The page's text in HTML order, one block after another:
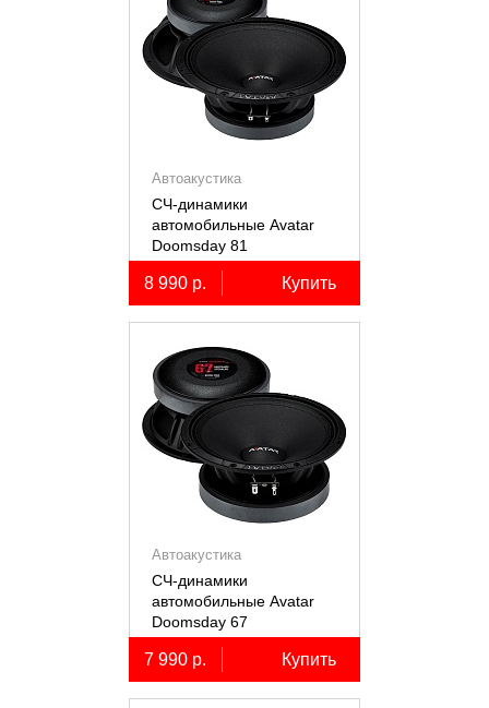
Автоакустика
СЧ-динамики
автомобильные Avatar
Doomsday 81
8 990 р. Купить
Автоакустика
СЧ-динамики
автомобильные Avatar
Doomsday 67
7 990 р. Купить